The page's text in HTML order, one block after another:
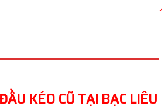
KÉO CŨ TẠI BẠC LIÊU